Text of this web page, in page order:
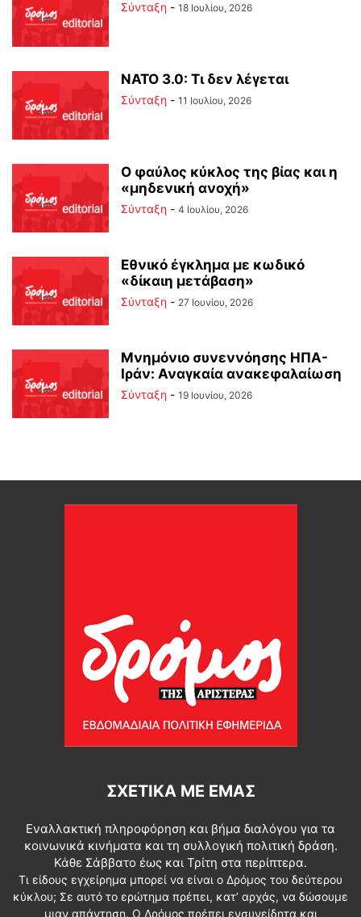
Σύνταξη - 18 Ιουλίου, 2026
ΝΑΤΟ 3.0: Τι δεν λέγεται
Σύνταξη - 11 Ιουλίου, 2026
Ο φαύλος κύκλος της βίας και η
«μηδενική ανοχή»
Σύνταξη - 4 Ιουλίου, 2026
Εθνικό έγκλημα με κωδικό
«δίκαιη μετάβαση»
Σύνταξη - 27 Ιουνίου, 2026
Μνημόνιο συνεννόησης ΗΠΑ-
Ιράν: Αναγκαία ανακεφαλαίωση
Σύνταξη - 19 Ιουνίου, 2026
ΣΧΕΤΙΚΆ ΜΕ ΕΜΆΣ
Εναλλακτική πληροφόρηση και βήμα διαλόγου για τα
κοινωνικά κινήματα και τη συλλογική πολιτική δράση.
Κάθε Σάββατο έως και Τρίτη στα περίπτερα.
Τι είδους εγχείρημα μπορεί να είναι ο Δρόμος του δεύτερου
κύκλου; Σε αυτό το ερώτημα πρέπει, κατ’ αρχάς, να δώσουμε
μιαν απάντηση. Ο Δρόμος πρέπει ενσυνείδητα και